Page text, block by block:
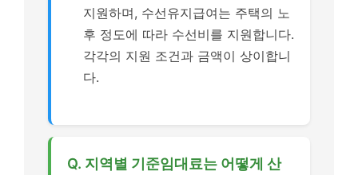
지원하며, 수선유지급여는 주택의 노
후 정도에 따라 수선비를 지원합니다.
각각의 지원 조건과 금액이 상이합니
다.
Q. 지역별 기준임대료는 어떻게 산